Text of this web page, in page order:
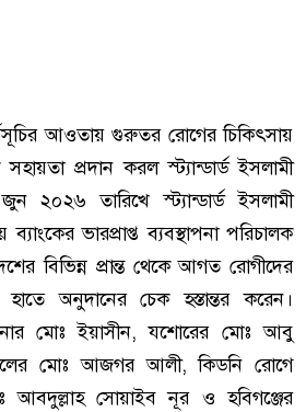
আওতায় গুরুতর রোগের চিকিৎসায়
প্রদান করল স্ট্যান্ডার্ড ইসলামী
২০২৬ তারিখে স্ট্যান্ডার্ড ইসলামী
ব্যাংকের ভারপ্রাপ্ত ব্যবস্থাপনা পরিচালক
বিভিন্ন প্রান্ত থেকে আগত রোগীদের
অনুদানের চেক হস্তান্তর করেন।
মোঃ ইয়াসীন, যশোরের মোঃ আবু
মোঃ আজগর আলী, কিডনি রোগে
আবদুল্লাহ সোয়াইব নূর ও হবিগঞ্জের